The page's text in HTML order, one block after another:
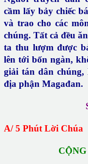
cầm lấy bảy chiếc
và trao cho các
chúng. Tất cả đều
ta thu lượm được
lên tới bốn ngàn,
giải tán dân chúng,
địa phận Magađan.
A/ 5 Phút Lời Chúa